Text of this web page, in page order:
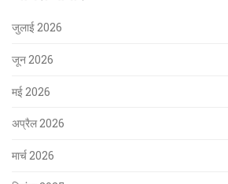
जुलाई 2026
जून 2026
मई 2026
अप्रैल 2026
मार्च 2026